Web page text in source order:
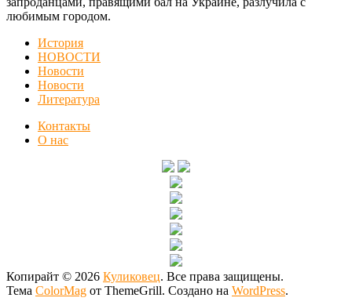
любимым городом.
История
НОВОСТИ
Новости
Новости
Литература
Контакты
О нас
Копирайт © 2026 Куликовец. Все права защищены.
Тема ColorMag от ThemeGrill. Создано на WordPress.